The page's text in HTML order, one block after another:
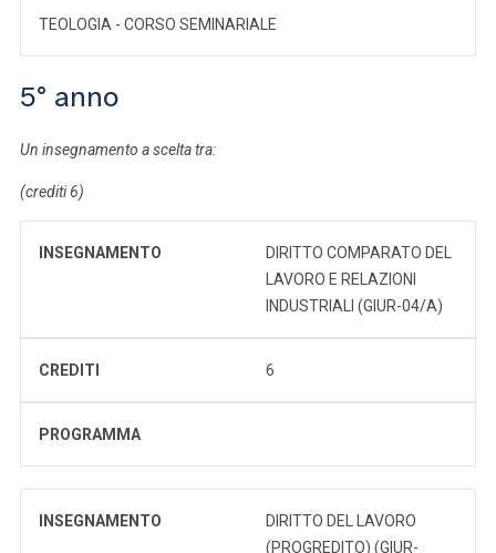
TEOLOGIA - CORSO SEMINARIALE
5° anno
Un insegnamento a scelta tra:
(crediti 6)
INSEGNAMENTO
DIRITTO COMPARATO DEL
LAVORO E RELAZIONI
INDUSTRIALI (GIUR-04/A)
CREDITI 6
PROGRAMMA
INSEGNAMENTO
DIRITTO DEL LAVORO
(PROGREDITO) (GIUR-